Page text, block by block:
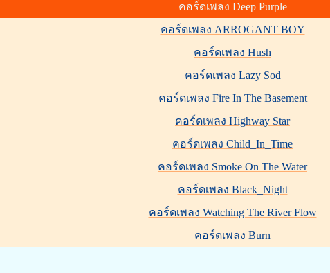
คอร์ดเพลง Deep Purple
คอร์ดเพลง ARROGANT BOY
คอร์ดเพลง Hush
คอร์ดเพลง Lazy Sod
คอร์ดเพลง Fire In The Basement
คอร์ดเพลง Highway Star
คอร์ดเพลง Child_In_Time
คอร์ดเพลง Smoke On The Water
คอร์ดเพลง Black_Night
คอร์ดเพลง Watching The River Flow
คอร์ดเพลง Burn